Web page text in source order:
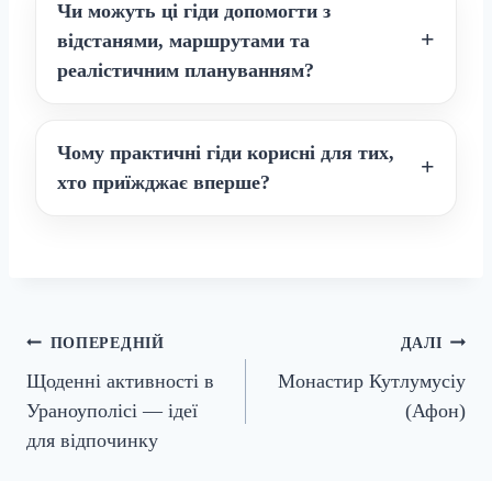
Чи можуть ці гіди допомогти з
відстанями, маршрутами та
реалістичним плануванням?
Чому практичні гіди корисні для тих,
хто приїжджає вперше?
Навігація
записів
ПОПЕРЕДНІЙ
Щоденні активності в
Ураноуполісі — ідеї
для відпочинку
ДАЛІ
Монастир Кутлумусіу
(Афон)